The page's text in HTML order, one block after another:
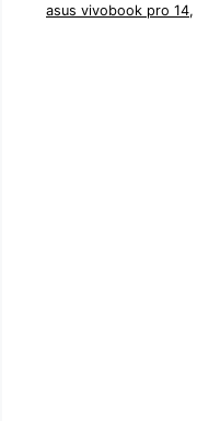
asus vivobook pro 14,